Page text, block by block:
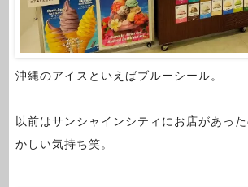
沖縄のアイスといえばブルーシール。
以前はサンシャインシティにお店があっ
かしい気持ち笑。